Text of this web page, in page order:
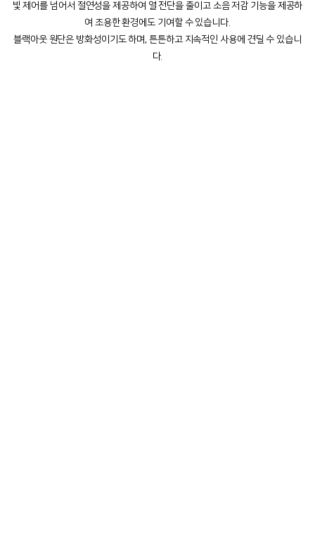
빛 제어를 넘어서 절연성을 제공하여 열 전단을 줄이고 소음 저감 기능을 제공하
여 조용한 환경에도 기여할 수 있습니다.
블랙아웃 원단은 방화성이기도 하며, 튼튼하고 지속적인 사용에 견딜 수 있습니
다.